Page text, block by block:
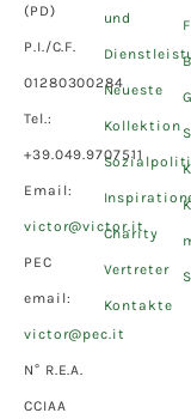
(PD)
P.I./C.F.
01280300284
Tel.:
+39.049.9707511
Email:
victor@victor.it
PEC
email:
victor@pec.it
N° R.E.A.
CCIAA
und
Neueste
Kollektion
Charity
Vertreter
Kontakte